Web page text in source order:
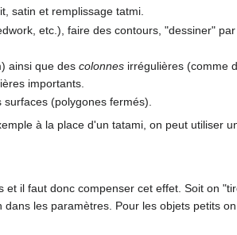
satin et remplissage tatmi.
etc.), faire des contours, "dessiner"
ainsi que descolonnes irrégulières (comme
importants.
(polygones fermés).
à la place d'un tatami, on peut utiliser
il faut donc compenser cet effet. Soit on
les paramètres. Pour les objets petits